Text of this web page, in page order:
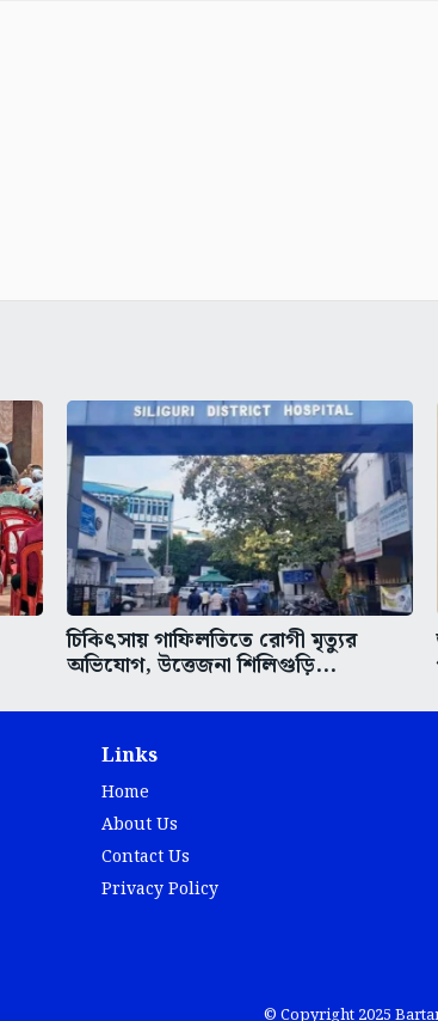
চিকিৎসায় গাফিলতিতে রোগী মৃত্যুর
অভিযোগ, উত্তেজনা শিলিগুড়ি...
Links
Home
About Us
Contact Us
Privacy Policy
© Copyright 2025